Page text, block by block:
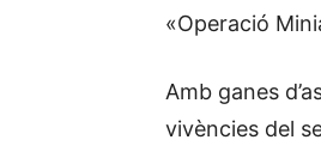
«Operació
Amb ganes
vivències del